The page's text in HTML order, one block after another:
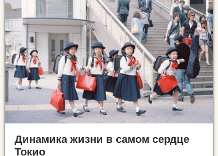
Динамика жизни в самом сердце
Токио